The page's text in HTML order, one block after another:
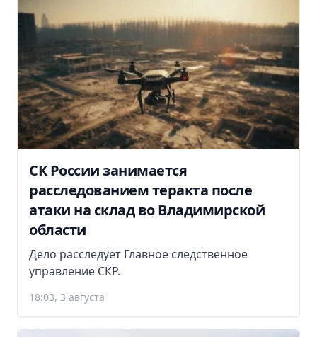
СК России занимается
расследованием теракта после
атаки на склад во Владимирской
области
Дело расследует Главное следственное
управление СКР.
18:03, 3 августа